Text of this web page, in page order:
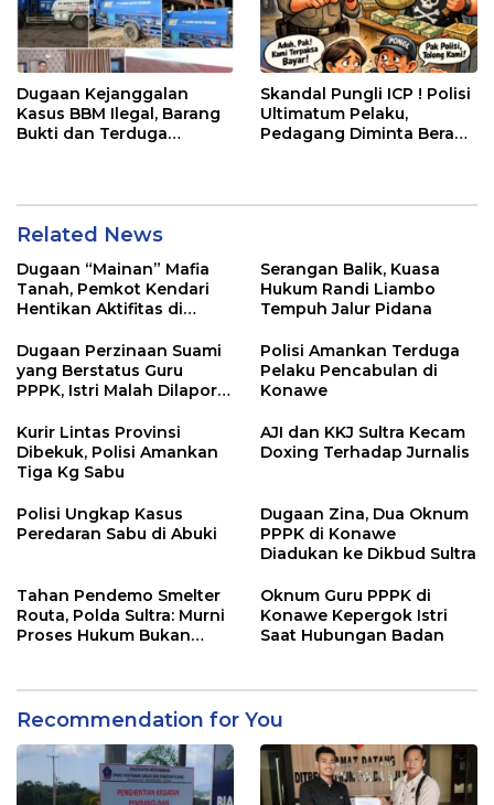
Dugaan Kejanggalan
Kasus BBM Ilegal, Barang
Bukti dan Terduga
Skandal Pungli ICP ! Polisi
Ultimatum Pelaku,
Pedagang Diminta Berani
Related News
Dugaan “Mainan” Mafia
Tanah, Pemkot Kendari
Hentikan Aktifitas di
Serangan Balik, Kuasa
Hukum Randi Liambo
Tempuh Jalur Pidana
Dugaan Perzinaan Suami
yang Berstatus Guru
PPPK, Istri Malah Dilapor
Polisi Amankan Terduga
Pelaku Pencabulan di
Konawe
Kurir Lintas Provinsi
Dibekuk, Polisi Amankan
Tiga Kg Sabu
AJI dan KKJ Sultra Kecam
Doxing Terhadap Jurnalis
Polisi Ungkap Kasus
Peredaran Sabu di Abuki
Dugaan Zina, Dua Oknum
PPPK di Konawe
Diadukan ke Dikbud Sultra
Tahan Pendemo Smelter
Routa, Polda Sultra: Murni
Proses Hukum Bukan
Oknum Guru PPPK di
Konawe Kepergok Istri
Saat Hubungan Badan
Recommendation for You